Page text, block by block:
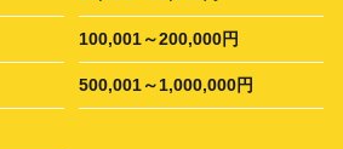
100,001～200,000円
500,001～1,000,000円